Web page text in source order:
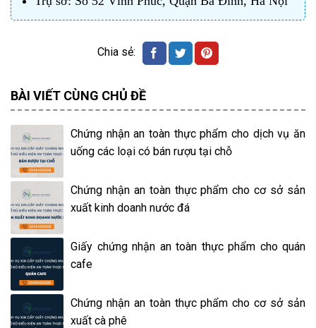
BÀI VIẾT CÙNG CHỦ ĐỀ
Chứng nhận an toàn thực phẩm cho dịch vụ ăn
uống các loại có bán rượu tại chỗ
Chứng nhận an toàn thực phẩm cho cơ sở sản
xuất kinh doanh nước đá
Giấy chứng nhận an toàn thực phẩm cho quán
cafe
Chứng nhận an toàn thực phẩm cho cơ sở sản
xuất cà phê